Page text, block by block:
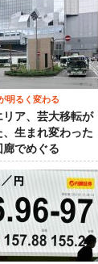
明るく変わる
ア、芸大移転が
生まれ変わった
でめぐる